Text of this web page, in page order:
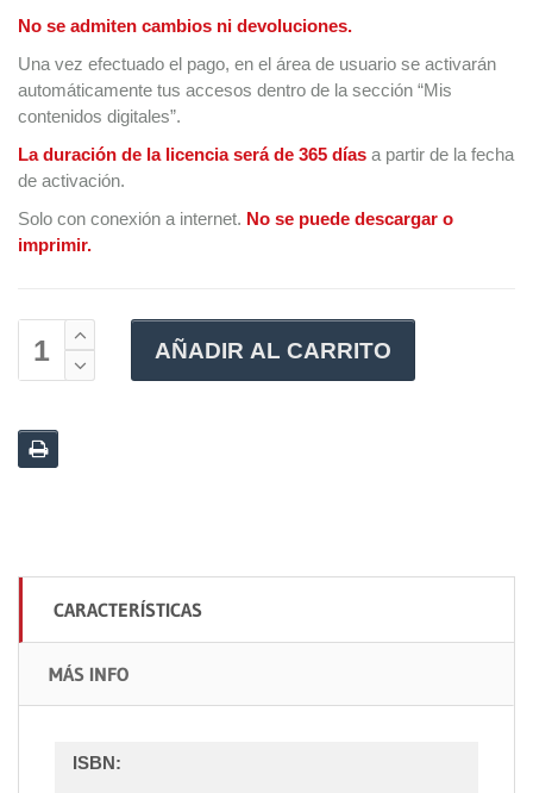
No se admiten cambios ni devoluciones.
Una vez efectuado el pago, en el área de usuario se activarán
automáticamente tus accesos dentro de la sección “Mis
contenidos digitales”.
La duración de la licencia será de 365 días a partir de la fecha
de activación.
Solo con conexión a internet. No se puede descargar o
imprimir.
AÑADIR AL CARRITO
CARACTERÍSTICAS
MÁS INFO
ISBN: